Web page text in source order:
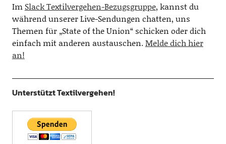
Im Slack Textilvergehen-Bezugsgruppe, kannst du
während unserer Live-Sendungen chatten, uns
Themen für „State of the Union“ schicken oder dich
einfach mit anderen austauschen.Melde dich hier
an!
Unterstützt Textilvergehen!